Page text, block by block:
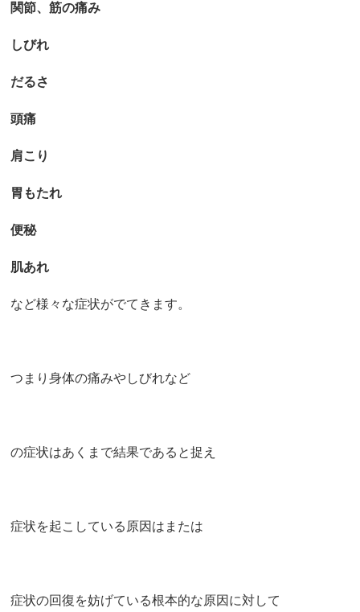
関節、筋の痛み
しびれ
だるさ
頭痛
肩こり
胃もたれ
便秘
肌あれ
など様々な症状がでてきます。
つまり身体の痛みやしびれなど
の症状はあくまで結果であると捉え
症状を起こしている原因はまたは
症状の回復を妨げている根本的な原因に対して